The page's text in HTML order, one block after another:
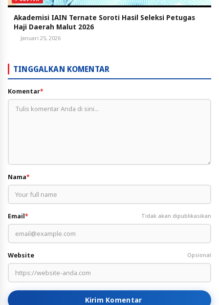
Akademisi IAIN Ternate Soroti Hasil Seleksi Petugas
Haji Daerah Malut 2026
Januari 25, 2026
TINGGALKAN KOMENTAR
Komentar*
Nama*
Email* Tidak akan dipublikasikan
Website Opsional
Kirim Komentar